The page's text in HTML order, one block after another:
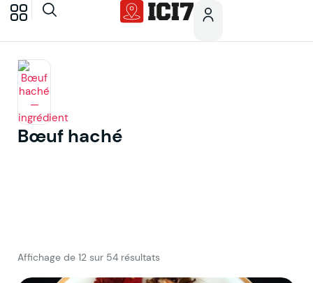
Bœuf haché
Affichage de 12 sur 54 résultats